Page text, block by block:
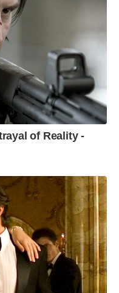
of Reality -